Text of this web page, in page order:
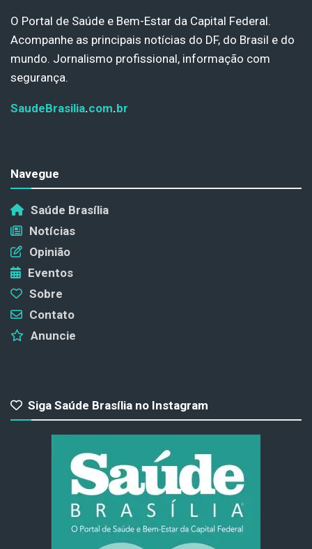
O Portal de Saúde e Bem-Estar da Capital Federal.
Acompanhe as principais notícias do DF, do Brasil e do
mundo. Jornalismo profissional, informação com
segurança.
SaudeBrasilia.com.br
Navegue
Saúde Brasília
Notícias
Opinião
Eventos
Sobre
Contato
Anuncie
Siga Saúde Brasília no Instagram